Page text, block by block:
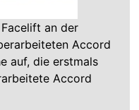
an der
Accord
auf, die erstmals
Accord